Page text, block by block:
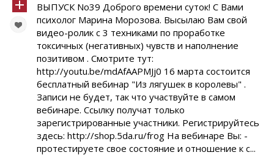
ВЫПУСК No39 Доброго времени суток! С Вами
психолог Марина Морозова. Высылаю Вам свой
видео-ролик с 3 техниками по проработке
токсичных (негативных) чувств и наполнение
позитивом . Смотрите тут:
http://youtu.be/mdAfAAPMJj0 16 марта состоится
бесплатный вебинар "Из лягушек в королевы" .
Записи не будет, так что участвуйте в самом
вебинаре. Ссылку получат только
зарегистрированные участники. Регистрируйтесь
здесь: http://shop.5da.ru/frog На вебинаре Вы: -
протестируете свое состояние и отношение к с...